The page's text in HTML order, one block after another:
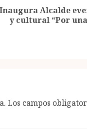
Previous
Next
Inaugura Alcalde
y cultural “Por
Los campos